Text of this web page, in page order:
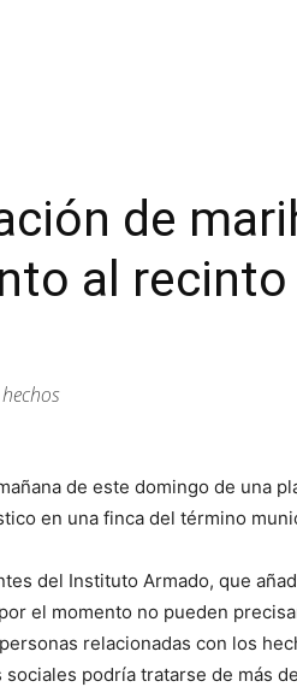
de
al
de este domingo de una
en una finca del término
del Instituto Armado, que
el momento no pueden
relacionadas con los
podría tratarse de más